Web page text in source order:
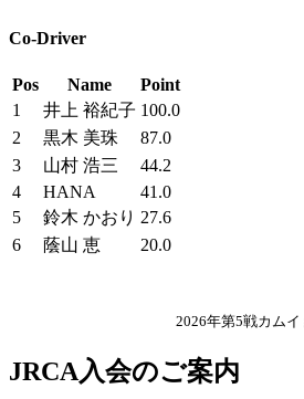
Co-Driver
Pos Name
Point
1
井上 裕紀子 100.0
2
黒木 美珠
87.0
3
山村 浩三
44.2
4
HANA
41.0
5
鈴木 かおり 27.6
6
蔭山 恵
20.0
2026年第5戦カムイ
JRCA入会のご案内